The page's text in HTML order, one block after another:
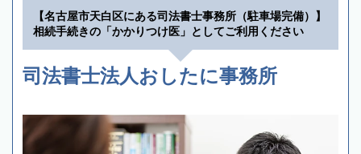
【名古屋市天白区にある司法書士事務所（駐車場完備）】
相続手続きの「かかりつけ医」としてご利用ください
司法書士法人おしたに事務所